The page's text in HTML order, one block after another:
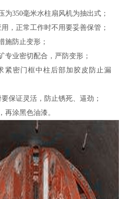
为350毫米水柱扇风机为抽出式；
，正常工作时不用要妥善保管；
施防止变形；
专业密切配合，严防变形；
紧密门框中柱后部加胶皮防止漏
保证灵活，防止锈死、逼劲；
再涂黑色油漆。